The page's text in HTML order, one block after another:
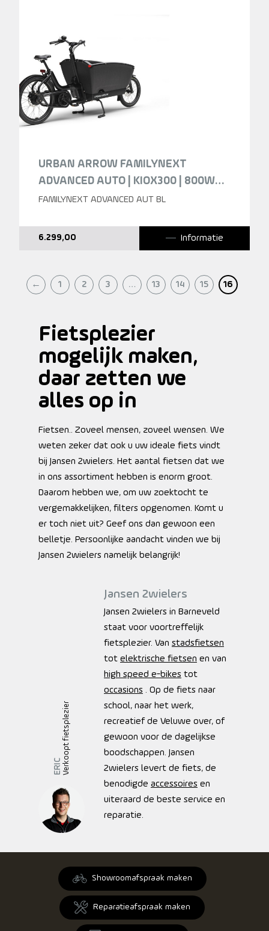
URBAN ARROW FAMILYNEXT
ADVANCED AUTO | KIOX300 | 800WH
BLACK 2025
FAMILYNEXT ADVANCED AUT BL
6.299,00 Informatie
← 1 2 3 … 13 14 15 16
Fietsplezier
mogelijk maken,
daar zetten we
alles op in
Fietsen.. Zoveel mensen, zoveel wensen. We
weten zeker dat ook u uw ideale fiets vindt
bij Jansen 2wielers. Het aantal fietsen dat we
in ons assortiment hebben is enorm groot.
Daarom hebben we, om uw zoektocht te
vergemakkelijken, filters opgenomen. Komt u
er toch niet uit? Geef ons dan gewoon een
belletje. Persoonlijke aandacht vinden we bij
Jansen 2wielers namelijk belangrijk!
ERICVerkoopt fietsplezier
Jansen 2wielers
Jansen 2wielers in Barneveld
staat voor voortreffelijk
fietsplezier. Van stadsfietsen
tot elektrische fietsen en van
high speed e-bikes tot
occasions . Op de fiets naar
school, naar het werk,
recreatief de Veluwe over, of
gewoon voor de dagelijkse
boodschappen. Jansen
2wielers levert de fiets, de
benodigde accessoires en
uiteraard de beste service en
reparatie.
Showroomafspraak maken
Reparatieafspraak maken